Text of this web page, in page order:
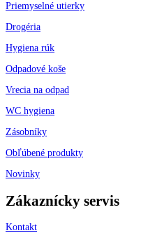
Priemyselné utierky
Drogéria
Hygiena rúk
Odpadové koše
Vrecia na odpad
WC hygiena
Zásobníky
Obľúbené produkty
Novinky
Zákaznícky servis
Kontakt